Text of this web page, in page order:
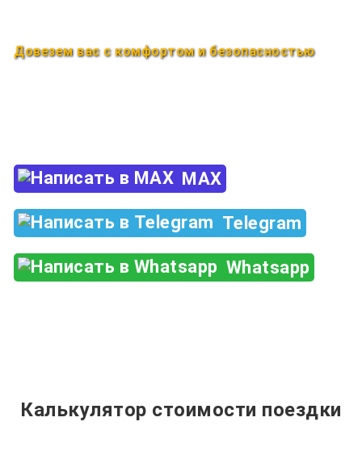
Довезем вас с комфортом и безопасностью
MAX
Telegram
Whatsapp
Калькулятор стоимости поездки